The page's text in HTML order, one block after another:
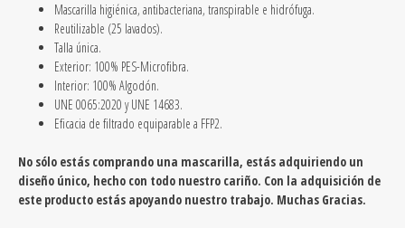
Mascarilla higiénica, antibacteriana, transpirable e hidrófuga.
Reutilizable (25 lavados).
Talla única.
Exterior: 100% PES-Microfibra.
Interior: 100% Algodón.
UNE 0065:2020 y UNE 14683.
Eficacia de filtrado equiparable a FFP2.
No sólo estás comprando una mascarilla, estás adquiriendo un
diseño único, hecho con todo nuestro cariño. Con la adquisición de
este producto estás apoyando nuestro trabajo. Muchas Gracias.